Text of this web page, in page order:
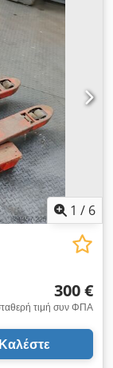
1 / 6
300 €
τιμή συν ΦΠΑ
Καλέστε